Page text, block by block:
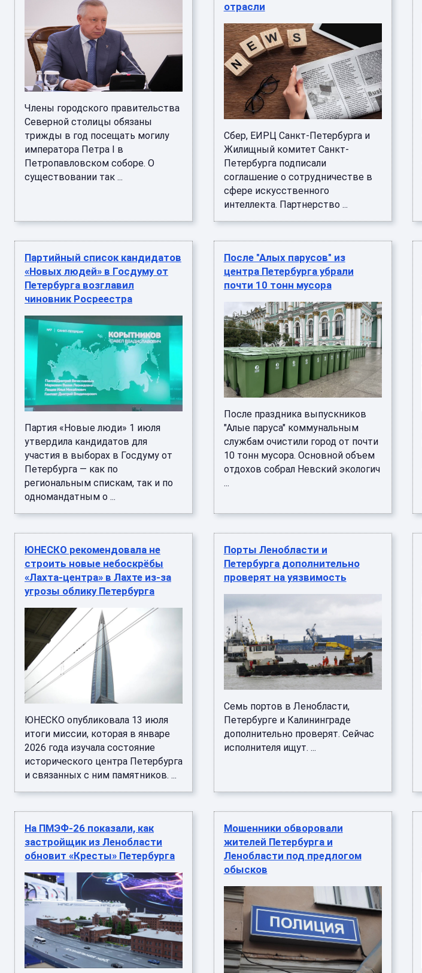
Члены городского правительства
Северной столицы обязаны
трижды в год посещать могилу
императора Петра I в
Петропавловском соборе. О
существовании так ...
отрасли
Сбер, ЕИРЦ Санкт-Петербурга и
Жилищный комитет Санкт-
Петербурга подписали
соглашение о сотрудничестве в
сфере искусственного
интеллекта. Партнерство ...
Партийный список кандидатов
«Новых людей» в Госдуму от
Петербурга возглавил
чиновник Росреестра
Партия «Новые люди» 1 июля
утвердила кандидатов для
участия в выборах в Госдуму от
Петербурга — как по
региональным спискам, так и по
одномандатным о ...
После "Алых парусов" из
центра Петербурга убрали
почти 10 тонн мусора
После праздника выпускников
"Алые паруса" коммунальным
службам очистили город от почти
10 тонн мусора. Основной объем
отдохов собрал Невский экологич
...
ЮНЕСКО рекомендовала не
строить новые небоскрёбы
«Лахта-центра» в Лахте из-за
угрозы облику Петербурга
ЮНЕСКО опубликовала 13 июля
итоги миссии, которая в январе
2026 года изучала состояние
исторического центра Петербурга
и связанных с ним памятников. ...
Порты Ленобласти и
Петербурга дополнительно
проверят на уязвимость
Семь портов в Ленобласти,
Петербурге и Калининграде
дополнительно проверят. Сейчас
исполнителя ищут. ...
На ПМЭФ-26 показали, как
застройщик из Ленобласти
обновит «Кресты» Петербурга
Мошенники обворовали
жителей Петербурга и
Ленобласти под предлогом
обысков